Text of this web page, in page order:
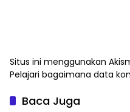
Situs ini menggunakan
Pelajari bagaimana data
Baca Juga